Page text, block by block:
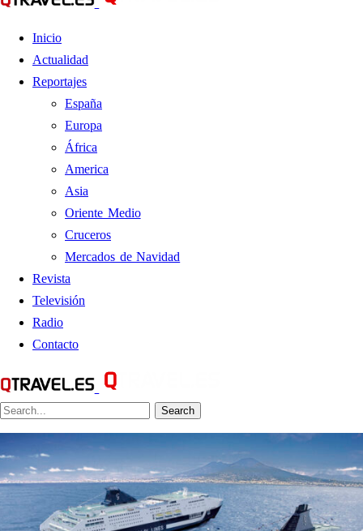
Inicio
Actualidad
Reportajes
España
Europa
África
America
Asia
Oriente Medio
Cruceros
Mercados de Navidad
Revista
Televisión
Radio
Contacto
Search